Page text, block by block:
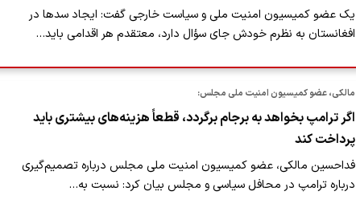
یک عضو کمیسیون امنیت ملی و سیاست خارجی گفت: ایجاد سدها در
افغانستان به نظرم خودش جای سؤال دارد، معتقدم هر اقدامی باید…
مالکی، عضو کمیسیون امنیت ملی مجلس:
اگر ترامپ بخواهد به برجام برگردد، قطعاً هزینه‌های بیشتری باید
پرداخت کند
فداحسین مالکی، عضو کمیسیون امنیت ملی مجلس درباره تصمیم‌گیری
درباره ترامپ در محافل سیاسی و مجلس بیان کرد: نسبت به…